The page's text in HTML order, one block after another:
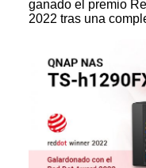
ganado el premio
2022 tras una